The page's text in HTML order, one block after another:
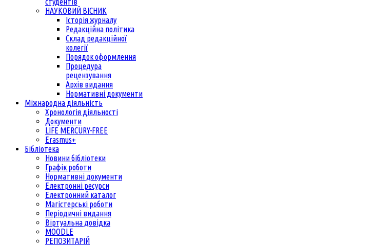
НАУКОВИЙ ВІСНИК
Історія журналу
Редакційна політика
Склад редакційної
колегії
Порядок оформлення
Процедура
рецензування
Архів видання
Нормативні документи
Міжнародна діяльність
Хронологія діяльності
Документи
LIFE MERCURY-FREE
Erasmus+
Бібліотека
Новини бібліотеки
Графік роботи
Нормативні документи
Електронні ресурси
Електронний каталог
Магістерські роботи
Періодичні видання
Віртуальна довідка
MOODLE
РЕПОЗИТАРІЙ